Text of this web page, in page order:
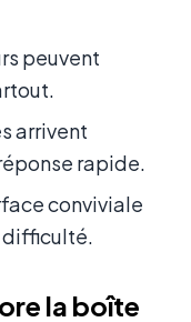
peuvent
arrivent
rapide.
conviviale
difficulté.
la boîte